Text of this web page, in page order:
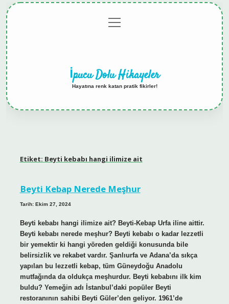
menüyü
aç
İpucu Dolu Hikayeler
Hayatına renk katan pratik fikirler!
Etiket: Beyti kebabı hangi ilimize ait
Beyti Kebap Nerede Meşhur
Tarih: Ekim 27, 2024
Beyti kebabı hangi ilimize ait? Beyti-Kebap Urfa iline aittir.
Beyti kebabı nerede meşhur? Beyti kebabı o kadar lezzetli
bir yemektir ki hangi yöreden geldiği konusunda bile
belirsizlik ve rekabet vardır. Şanlıurfa ve Adana’da sıkça
yapılan bu lezzetli kebap, tüm Güneydoğu Anadolu
mutfağında da oldukça meşhurdur. Beyti kebabını ilk kim
buldu? Yemeğin adı İstanbul’daki popüler Beyti
restoranının sahibi Beyti Güler’den geliyor. 1961’de